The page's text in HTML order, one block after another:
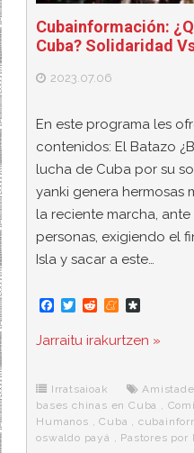
Cubainformación:
Cuba? Solidaridad
2023.07.06
En este programa les
contenidos: El Batazo
lucha de Cuba por su
yanki genera hermosas
la reciente marcha,
personas, exigiendo el
Isla y sacar a este…
F
e
o
k
T
t
r
R
d
d
M
n
e
e
s
r
a
Jarraitu irakurtzen »
Irratsaioak
bases chinas en Cuba ,
Humanos ,Cuba ,
oswaldo payá , Pastores por